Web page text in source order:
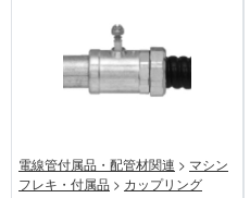
電線管付属品・配管材関連 > マシン
フレキ・付属品 > カップリング